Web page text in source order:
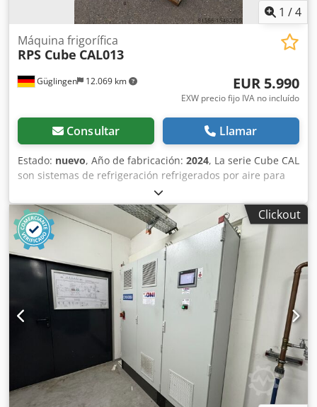
1 /4
Güglingen 12.069 km
Máquina frigorífica
RPS Cube CAL013
EUR 5.990
EXW precio fijo IVA no incluído
Consultar Llamar
Estado: nuevo, Año de fabricación: 2024, La serie Cube CAL
son sistemas de refrigeración refrigerados por aire para
uso industrial. Csdpfxer D Sanj Abpjha Se instalan en
exteriores, pero también pueden instalarse en interiores
gracias al refrigerante no inflamable R513A. El Cube CAL
013 tiene un depósito interno, una bomba P3 interna y un
evaporador coaxial. Su funcionamiento puede garantizarse
hasta una temperatura de proceso de -10°C. Capacidad de
refrigeración a una temperatura ambiente de 7/12°C 35°C
Clickout